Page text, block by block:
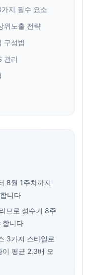
지 필수 요소
위노출 전략
구성법
관리
8월 1주차까지
니다
므로 성수기 8주
합니다
3가지 스타일로
이 평균 2.3배 오